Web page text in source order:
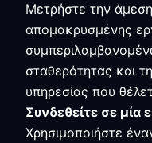
Μετρήστε την
απομακρυσμένης
σταθερότητας και
υπηρεσίας που
Συνδεθείτε σε μία
Χρησιμοποιήστε